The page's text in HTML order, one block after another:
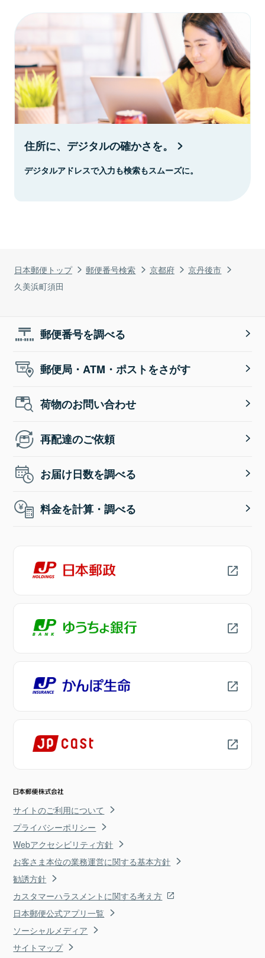
日本郵便トップ 郵便番号検索 京都府
京丹後市
久美浜町須田
住所に、デジタルの確かさを。
デジタルアドレスで入力も検索もスムーズに。
郵便番号を調べる
郵便局・ATM・ポストをさがす
荷物のお問い合わせ
再配達のご依頼
お届け日数を調べる
料金を計算・調べる
サイトのご利用について
プライバシーポリシー
Webアクセシビリティ方針
お客さま本位の業務運営に関する基本方針
勧誘方針
カスタマーハラスメントに関する考え方
日本郵便公式アプリ一覧
ソーシャルメディア
サイトマップ